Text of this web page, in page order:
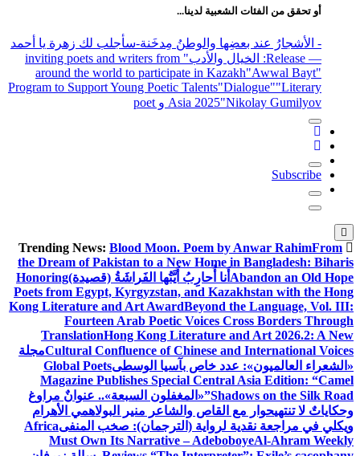
أو تحقق من الفئات الشعبية لدينا...
- الأشجارُ عند بعضِها والوطنُ مِدخَنة-سأجلب لك زهرة يا أحمد
— Release
: الخيال والأدب
" inviting poets and writers from
around the world to participate in Kazakh"Awwal Bayt"
Program to Support Young Poetic Talents"Dialogue""Literary
Asia 2025"Nikolay Gumilyov و poet
Subscribe
Blood Moon. Poem by Anwar RahimFrom
the Dream of Pakistan to a New Home in Bangladesh: Biharis
Abandon an Old Hope أَنا أُحارِبُ أَيَّتُها الفَراشَةُ (قصيدة)Honoring
Poets from Egypt, Kyrgyzstan, and Kazakhstan with the Hong
Kong Literature and Art AwardBeyond the Language, Vol. III:
Fourteen Arab Poetic Voices Cross Borders Through
TranslationHong Kong Literature and Art 2026.2: A New
Cultural Confluence of Chinese and International Voicesمجلة
«الشعراء العالميون»: عدد خاص بآسيا الوسطىGlobal Poets
Magazine Publishes Special Central Asia Edition: “Camel
Shadows on the Silk Road” «المغفلون السبعة».. عنوانٌ مراوغ
وحكاياتٌ لا تنتهيحوار مع القاص والشاعر منير البولاهمي الأهرام
ويكلي في مراجعة نقدية لرواية (الترجمان): صخب المنفىAfrica
Must Own Its Narrative – AdeboboyeAl-Ahram Weekly